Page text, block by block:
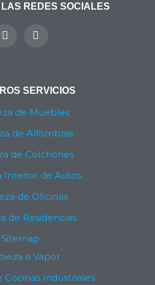
REDES SOCIALES
Y
o
e
I
n
r
m
SERVICIOS
de Muebles
de Alfombras
de Colchones
Interior de Autos
de Oficinas
de Residencias
Sitemap
a Vapor
Cocinas Industriales